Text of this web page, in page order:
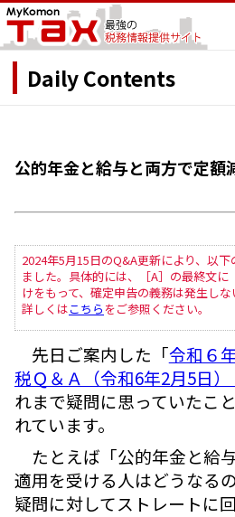
Daily Contents
公的年金と給与と両方で定額
2024年5月15日のQ&A更新により、以
ました。具体的には、［A］の最終文
けをもって、確定申告の義務は発生しな
詳しくはこちら をご参照ください。
先日ご案内した「令和６
税Ｑ＆Ａ（令和6年2月5日
れまで疑問に思っていたこ
れています。
たとえば「公的年金と給
適用を受ける人はどうなる
疑問に対してストレートに